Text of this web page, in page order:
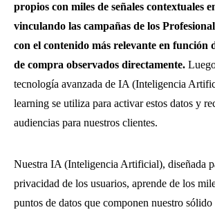
propios con miles de señales contextuales
vinculando las campañas de los
con el contenido más relevante en función
de compra observados directamente.
tecnología avanzada de IA (Inteligencia
learning se utiliza para activar estos datos y
audiencias para nuestros clientes.
Nuestra IA (Inteligencia Artificial), diseñada
privacidad de los usuarios, aprende de los
puntos de datos que componen nuestro